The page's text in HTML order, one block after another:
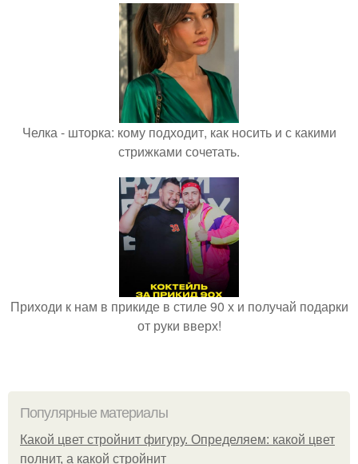
Челка - шторка: кому подходит, как носить и с какими
стрижками сочетать.
Приходи к нам в прикиде в стиле 90 х и получай подарки
от руки вверх!
Популярные материалы
Какой цвет стройнит фигуру. Определяем: какой цвет
полнит, а какой стройнит